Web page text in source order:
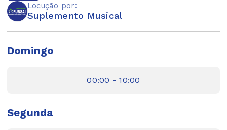
Locução por:
Suplemento Musical
Domingo
00:00 - 10:00
Segunda